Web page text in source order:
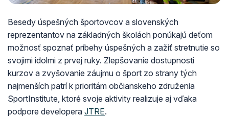
Besedy úspešných športovcov a slovenských
reprezentantov na základných školách ponúkajú deťom
možnosť spoznať príbehy úspešných a zažiť stretnutie so
svojimi idolmi z prvej ruky. Zlepšovanie dostupnosti
kurzov a zvyšovanie záujmu o šport zo strany tých
najmenších patrí k prioritám občianskeho združenia
SportInstitute, ktoré svoje aktivity realizuje aj vďaka
podpore developera JTRE.